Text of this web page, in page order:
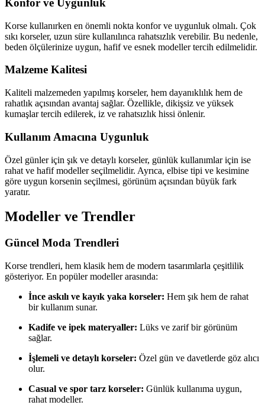
Konfor ve Uygunluk
Korse kullanırken en önemli nokta konfor ve uygunluk olmalı. Çok
sıkı korseler, uzun süre kullanılınca rahatsızlık verebilir. Bu nedenle,
beden ölçülerinize uygun, hafif ve esnek modeller tercih edilmelidir.
Malzeme Kalitesi
Kaliteli malzemeden yapılmış korseler, hem dayanıklılık hem de
rahatlık açısından avantaj sağlar. Özellikle, dikişsiz ve yüksek
kumaşlar tercih edilerek, iz ve rahatsızlık hissi önlenir.
Kullanım Amacına Uygunluk
Özel günler için şık ve detaylı korseler, günlük kullanımlar için ise
rahat ve hafif modeller seçilmelidir. Ayrıca, elbise tipi ve kesimine
göre uygun korsenin seçilmesi, görünüm açısından büyük fark
yaratır.
Modeller ve Trendler
Güncel Moda Trendleri
Korse trendleri, hem klasik hem de modern tasarımlarla çeşitlilik
gösteriyor. En popüler modeller arasında:
İnce askılı ve kayık yaka korseler: Hem şık hem de rahat
bir kullanım sunar.
Kadife ve ipek materyaller: Lüks ve zarif bir görünüm
sağlar.
İşlemeli ve detaylı korseler: Özel gün ve davetlerde göz alıcı
olur.
Casual ve spor tarz korseler: Günlük kullanıma uygun,
rahat modeller.